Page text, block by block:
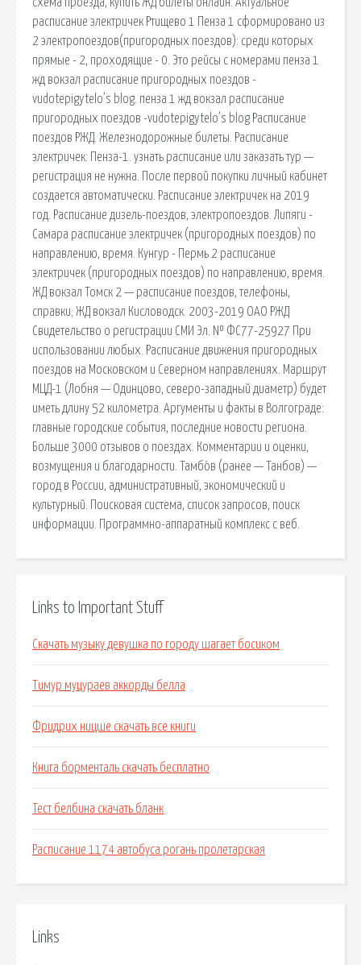
расписание электричек Ртищево 1 Пенза 1 сформировано из
2 электропоездов(пригородных поездов): среди которых
прямые - 2, проходящие - 0. Это рейсы с номерами пенза 1
жд вокзал расписание пригородных поездов -
vudotepigytelo’s blog. пенза 1 жд вокзал расписание
пригородных поездов -vudotepigytelo’s blog Расписание
поездов РЖД. Железнодорожные билеты. Расписание
электричек: Пенза-1. узнать расписание или заказать тур —
регистрация не нужна. После первой покупки личный кабинет
создается автоматически. Расписание электричек на 2019
год. Расписание дизель-поездов, электропоездов. Липяги -
Самара расписание электричек (пригородных поездов) по
направлению, время. Кунгур - Пермь 2 расписание
электричек (пригородных поездов) по направлению, время.
ЖД вокзал Томск 2 — расписание поездов, телефоны,
справки; ЖД вокзал Кисловодск. 2003-2019 ОАО РЖД
Свидетельство о регистрации СМИ Эл. № ФС77-25927 При
использовании любых. Расписание движения пригородных
поездов на Московском и Северном направлениях. Маршрут
МЦД-1 (Лобня — Одинцово, северо-западный диаметр) будет
иметь длину 52 километра. Аргументы и факты в Волгограде:
главные городские события, последние новости региона.
Больше 3000 отзывов о поездах. Комментарии и оценки,
возмущения и благодарности. Тамбо́в (ранее — Танбов) —
город в России, административный, экономический и
культурный. Поисковая сиcтема, список запросов, поиск
информации. Программно-аппаратный комплекс с веб.
Links to Important Stuff
Скачать музыку девушка по городу шагает босиком
Тимур муцураев аккорды белла
Фридрих ницше скачать все книги
Книга борменталь скачать бесплатно
Тест белбина скачать бланк
Расписание 1174 автобуса рогань пролетарская
Links